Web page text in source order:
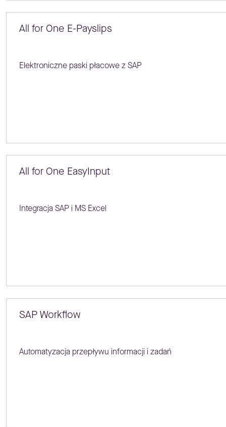
All for One E-Payslips
Elektroniczne paski płacowe z SAP
All for One EasyInput
Integracja SAP i MS Excel
SAP Workflow
Automatyzacja przepływu informacji i zadań